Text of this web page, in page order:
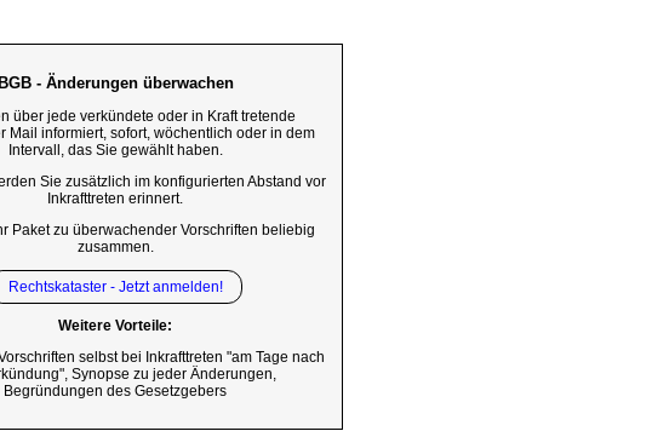
BGB - Änderungen überwachen
über jede verkündete oder in Kraft tretende
Mail informiert, sofort, wöchentlich oder in dem
Intervall, das Sie gewählt haben.
Sie zusätzlich im konfigurierten Abstand vor
Inkrafttreten erinnert.
Paket zu überwachender Vorschriften beliebig
zusammen.
Rechtskataster - Jetzt anmelden!
Weitere Vorteile:
selbst bei Inkrafttreten "am Tage nach
Synopse zu jeder Änderungen,
Begründungen des Gesetzgebers